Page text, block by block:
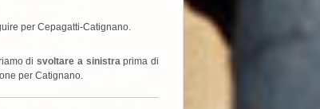
per Cepagatti-Catignano.
disvoltare a sinistraprima di
per Catignano.